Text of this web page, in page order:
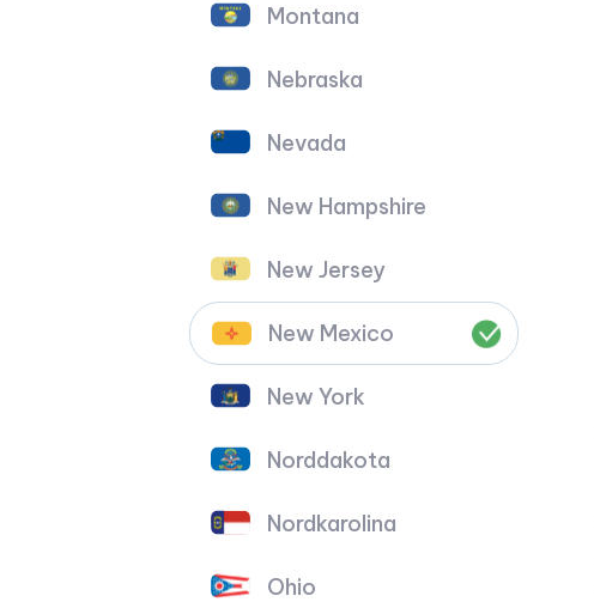
Montana
Nebraska
Nevada
New Hampshire
New Jersey
New Mexico
New York
Norddakota
Nordkarolina
Ohio